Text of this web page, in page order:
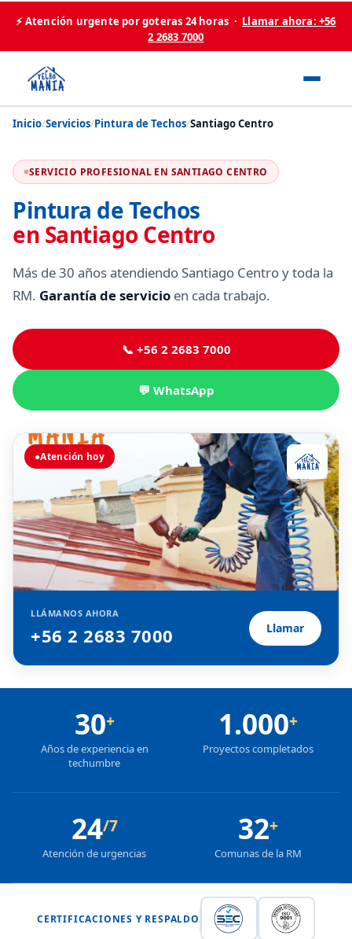
⚡ Atención urgente por goteras 24 horas · Llamar ahora: +56
2 2683 7000
Inicio/Servicios/Pintura de Techos/Santiago Centro
SERVICIO PROFESIONAL EN SANTIAGO CENTRO
Pintura de Techos
en Santiago Centro
Más de 30 años atendiendo Santiago Centro y toda la
RM. Garantía de servicio en cada trabajo.
📞 +56 2 2683 7000
💬 WhatsApp
●Atención hoy
LLÁMANOS AHORA
+56 2 2683 7000 Llamar
30+
Años de experiencia en
techumbre
1.000+
Proyectos completados
24/7
Atención de urgencias
32+
Comunas de la RM
CERTIFICACIONES Y RESPALDO